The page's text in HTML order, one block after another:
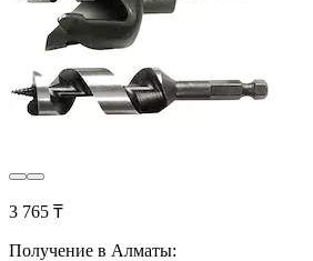
3 765 ₸
Получение в Алматы: